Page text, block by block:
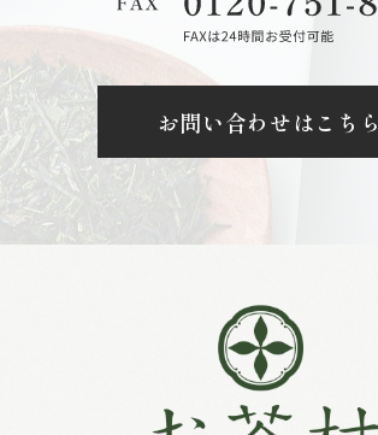
お問い合わせはこちら